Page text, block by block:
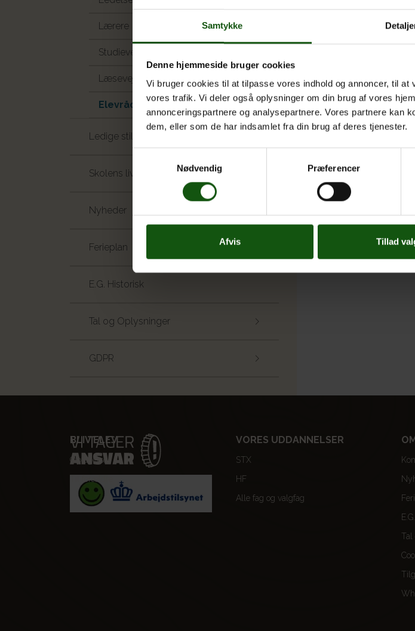
Samtykke
Denne hjemmeside bruger cookies
Vi bruger cookies til at tilpasse vores indhold og annoncer, til
vores trafik. Vi deler også oplysninger om din brug af vores
annonceringspartnere og analysepartnere. Vores partnere kan
dem, eller som de har indsamlet fra din brug af deres tjenester.
Nødvendig
Præferencer
Afvis Tillad
Lærere
Studievejledningen
Læsevejlederne
Elevråd og -udvalg
Ledige stillinger
Skolens liv
Nyheder
Ferieplan
E.G. Historisk
Tal og Oplysninger
GDPR
Victoria Graef 3a
BLIV ELEV
Optagelse
Til forældre
VORES UDDANNELSER
STX
HF
Alle fag og valgfag